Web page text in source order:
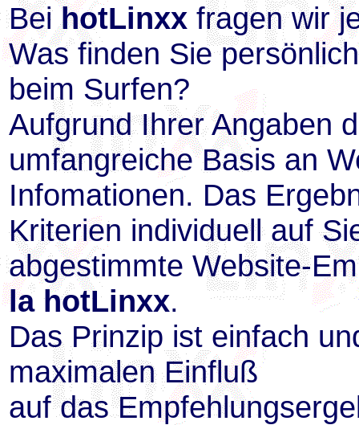
BeihotLinxx fragen wir
Was finden Sie
beim Surfen?
Aufgrund Ihrer Angaben
umfangreiche Basis an
Infomationen. Das
Kriterien individuell auf
abgestimmte Website-
la hotLinxx.
Das Prinzip ist einfach
maximalen Einfluß
auf das